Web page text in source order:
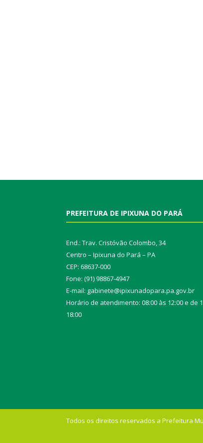
PREFEITURA DE IPIXUNA DO PARÁ
End.: Trav. Cristóvão Colombo, 34
Centro – Ipixuna do Pará – PA
CEP: 68637-000
Fone: (91) 98867-4947
E-mail: gabinete@ipixunadopara.pa.gov.br
Horário de atendimento: 08:00 às 12:00 e de
18:00
Todos os direitos reservados a Prefeitura